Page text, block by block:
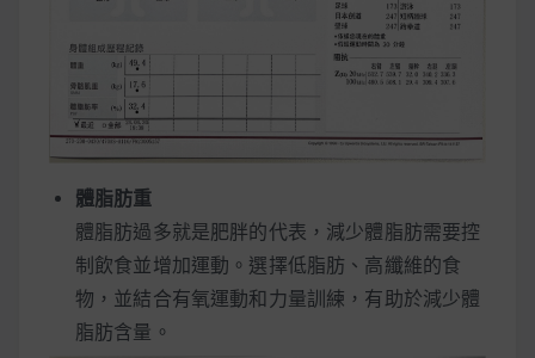
體脂肪重
體脂肪過多就是肥胖的代表，減少體脂肪需要控
制飲食並增加運動。選擇低脂肪、高纖維的食
物，並結合有氧運動和力量訓練，有助於減少體
脂肪含量。